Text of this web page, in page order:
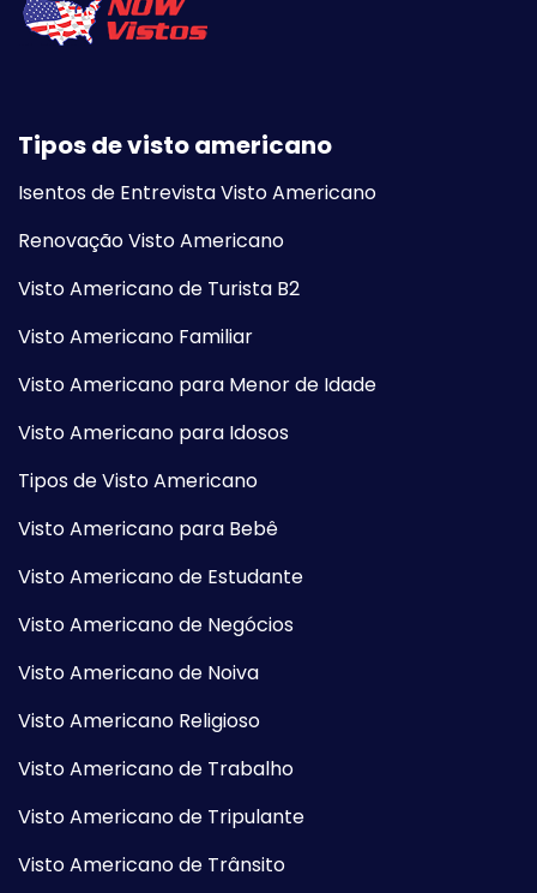
Tipos de visto americano
Isentos de Entrevista Visto Americano
Renovação Visto Americano
Visto Americano de Turista B2
Visto Americano Familiar
Visto Americano para Menor de Idade
Visto Americano para Idosos
Tipos de Visto Americano
Visto Americano para Bebê
Visto Americano de Estudante
Visto Americano de Negócios
Visto Americano de Noiva
Visto Americano Religioso
Visto Americano de Trabalho
Visto Americano de Tripulante
Visto Americano de Trânsito